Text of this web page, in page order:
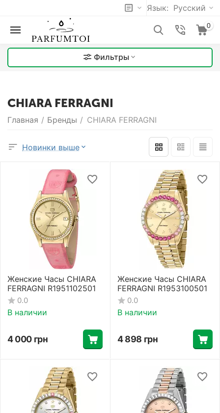
Язык: Русский
0
Фильтры
CHIARA FERRAGNI
Главная / Бренды / CHIARA FERRAGNI
Новинки выше
Женские Часы CHIARA
FERRAGNI R1951102501
0.0
В наличии
4 000 грн
Женские Часы CHIARA
FERRAGNI R1953100501
0.0
В наличии
4 898 грн